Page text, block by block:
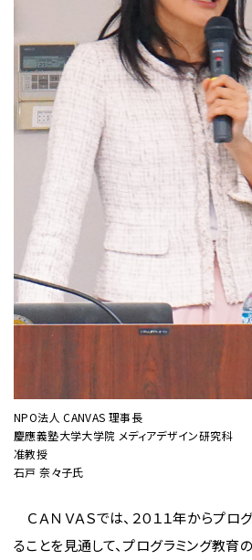
NPO法人 CANVAS 理事長
慶應義塾大学大学院 メディアデザイン研究科
准教授
石戸 奈々子氏
ＣＡＮＶＡＳでは、２０１１年からプ
ることを見通して、プログラミング教